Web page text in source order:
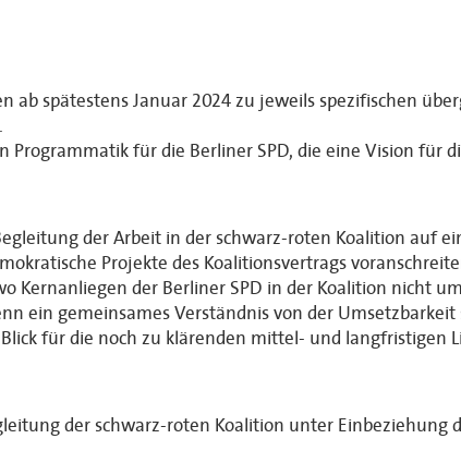
ab spätestens Januar 2024 zu jeweils spezifischen
für die Berliner SPD, die eine Vision für
der Arbeit in der schwarz-roten Koalition auf
Projekte des Koalitionsvertrags
der Berliner SPD in der Koalition nicht
ein gemeinsames Verständnis von der
für die noch zu klärenden mittel- und langfristigen
der schwarz-roten Koalition unter Einbeziehung